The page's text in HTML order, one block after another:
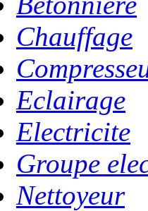
Chauffage
Eclairage
Electricite
Groupe
Nettoyeur